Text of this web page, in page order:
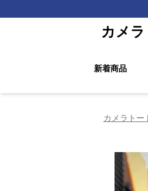
カメラ
新着商品
カメラトー